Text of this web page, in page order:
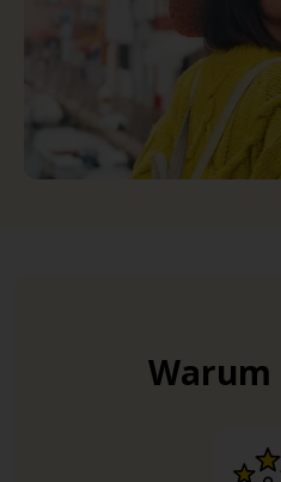
Warum